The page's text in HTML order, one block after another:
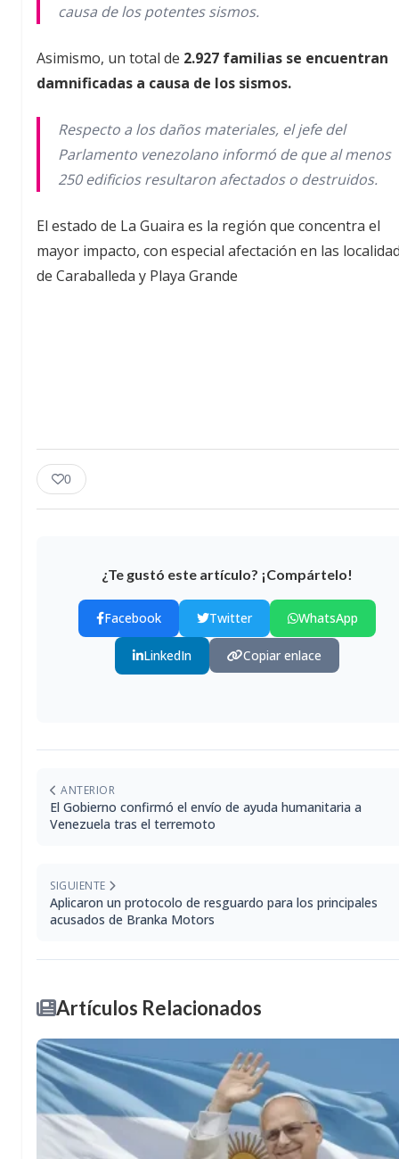
causa de los potentes sismos.
Asimismo, un total de 2.927 familias se encuentran
damnificadas a causa de los sismos.
Respecto a los daños materiales, el jefe del
Parlamento venezolano informó de que al menos
250 edificios resultaron afectados o destruidos.
El estado de La Guaira es la región que concentra el
mayor impacto, con especial afectación en las
de Caraballeda y Playa Grande
0
¿Te gustó este artículo? ¡Compártelo!
Facebook Twitter WhatsApp
LinkedIn Copiar enlace
ANTERIOR
El Gobierno confirmó el envío de ayuda humanitaria a
Venezuela tras el terremoto
SIGUIENTE
Aplicaron un protocolo de resguardo para los principales
acusados de Branka Motors
Artículos Relacionados